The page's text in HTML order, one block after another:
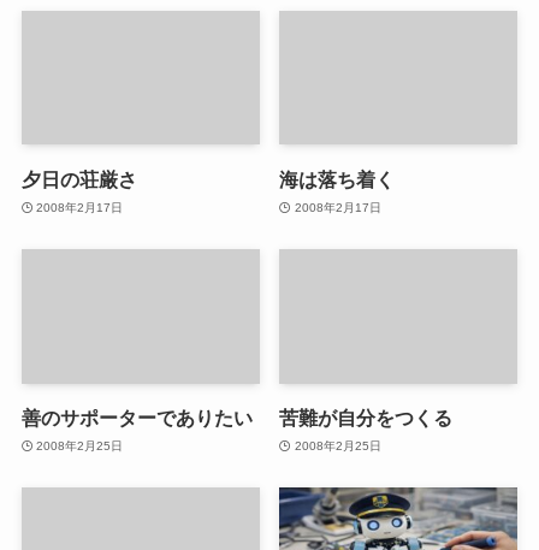
夕日の荘厳さ
2008年2月17日
海は落ち着く
2008年2月17日
善のサポーターでありたい
2008年2月25日
苦難が自分をつくる
2008年2月25日